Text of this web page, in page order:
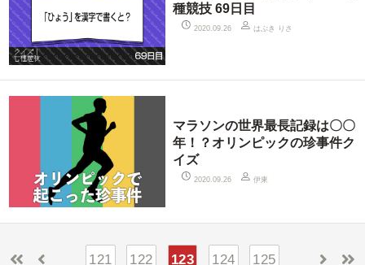
種競技 69日目
2020.09.26 はぶき りさ
マラソンの世界最長記録は〇〇
年！？オリンピックの珍事件ク
イズ
2020.09.26 伊東
121 122 123 124 125